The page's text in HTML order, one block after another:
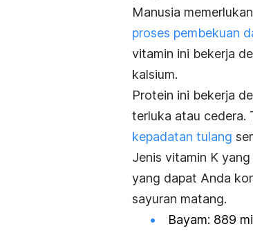
Manusia
proses pembekuan
vitamin ini bekerja
kalsium.
Protein ini bekerja
terluka atau cedera.
kepadatan tulang
Jenis vitamin K
yang dapat Anda
sayuran matang.
Bayam: 889